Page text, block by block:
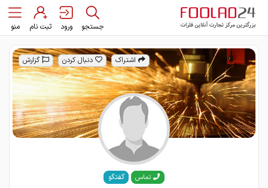
جستجو ورود ثبت نام منو
اشتراک دنبال کردن گزارش
تماس گفتگو